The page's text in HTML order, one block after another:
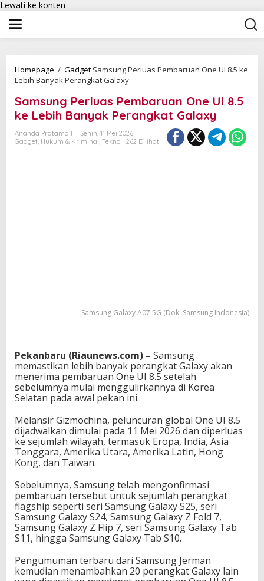
Lewati ke konten
Homepage / Gadget Samsung Perluas Pembaruan One UI 8.5 ke
Lebih Banyak Perangkat Galaxy
Samsung Perluas Pembaruan One UI 8.5
ke Lebih Banyak Perangkat Galaxy
Ananda Pratama F
Senin, 11 Mei 2026
Gadget, Hukum & Kriminal, Tekno 262 Dilihat
Samsung Galaxy A07 5G (Dok. Samsung Indonesia)
Pekanbaru (Riaunews.com) – Samsung
memastikan lebih banyak perangkat Galaxy akan
menerima pembaruan One UI 8.5 setelah
sebelumnya mulai menggulirkannya di Korea
Selatan pada awal pekan ini.
MelansirGizmochina, peluncuran global One UI 8.5
dijadwalkan dimulai pada 11 Mei 2026 dan diperluas
ke sejumlah wilayah, termasuk Eropa, India, Asia
Tenggara, Amerika Utara, Amerika Latin, Hong
Kong, dan Taiwan.
Sebelumnya, Samsung telah mengonfirmasi
pembaruan tersebut untuk sejumlah perangkat
flagship seperti seri Samsung Galaxy S25, seri
Samsung Galaxy S24, Samsung Galaxy Z Fold 7,
Samsung Galaxy Z Flip 7, seri Samsung Galaxy Tab
S11, hingga Samsung Galaxy Tab S10.
Pengumuman terbaru dari Samsung Jerman
kemudian menambahkan 20 perangkat Galaxy lain